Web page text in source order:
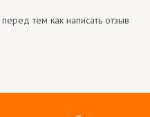
перед тем как написать отзыв